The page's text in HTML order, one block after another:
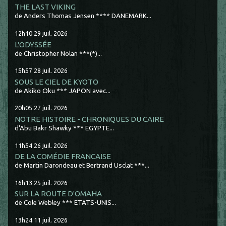
THE LAST VIKING
de Anders Thomas Jensen **** DANEMARK...
12h10 29 juil. 2026
L'ODYSSÉE
de Christopher Nolan ***(*)...
15h57 28 juil. 2026
SOUS LE CIEL DE KYOTO
de Akiko Oku *** JAPON avec...
20h05 27 juil. 2026
NOTRE HISTOIRE - CHRONIQUES DU CAIRE
d'Abu Bakr Shawky *** EGYPTE...
11h54 26 juil. 2026
DE LA COMÉDIE FRANCAISE
de Martin Darondeau et Bertrand Usclat ***...
16h13 25 juil. 2026
SUR LA ROUTE D'OMAHA
de Cole Webley *** ETATS-UNIS...
13h24 11 juil. 2026